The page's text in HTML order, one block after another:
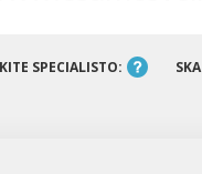
SPECIALISTO: